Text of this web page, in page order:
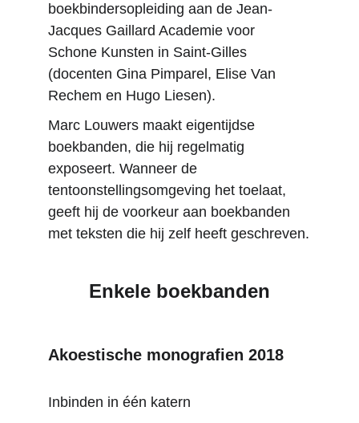
boekbindersopleiding aan de Jean-
Jacques Gaillard Academie voor
Schone Kunsten in Saint-Gilles
(docenten Gina Pimparel, Elise Van
Rechem en Hugo Liesen).
Marc Louwers maakt eigentijdse
boekbanden, die hij regelmatig
exposeert. Wanneer de
tentoonstellingsomgeving het toelaat,
geeft hij de voorkeur aan boekbanden
met teksten die hij zelf heeft geschreven.
Enkele boekbanden
Akoestische monografien 2018
Inbinden in één katern